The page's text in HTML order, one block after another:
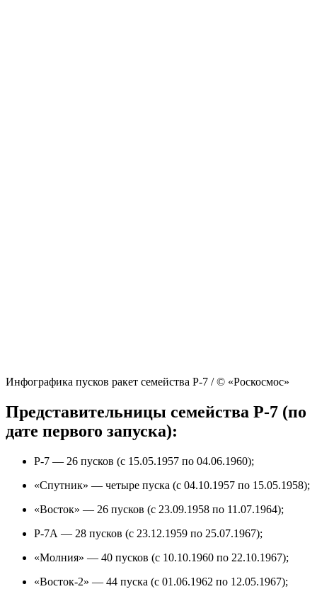
Инфографика пусков ракет семейства Р-7 / © «Роскосмос»
Представительницы семейства Р-7 (по
дате первого запуска):
Р-7 — 26 пусков (с 15.05.1957 по 04.06.1960);
«Спутник» — четыре пуска (с 04.10.1957 по 15.05.1958);
«Восток» — 26 пусков (с 23.09.1958 по 11.07.1964);
Р-7А — 28 пусков (с 23.12.1959 по 25.07.1967);
«Молния» — 40 пусков (с 10.10.1960 по 22.10.1967);
«Восток-2» — 44 пуска (с 01.06.1962 по 12.05.1967);